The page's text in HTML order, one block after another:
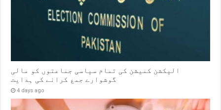
الیکشن کمیشن کی تمام سیاسی جماعتوں کو مالی
گوشوارے جمع کرانے کی ہدایت
4 days ago